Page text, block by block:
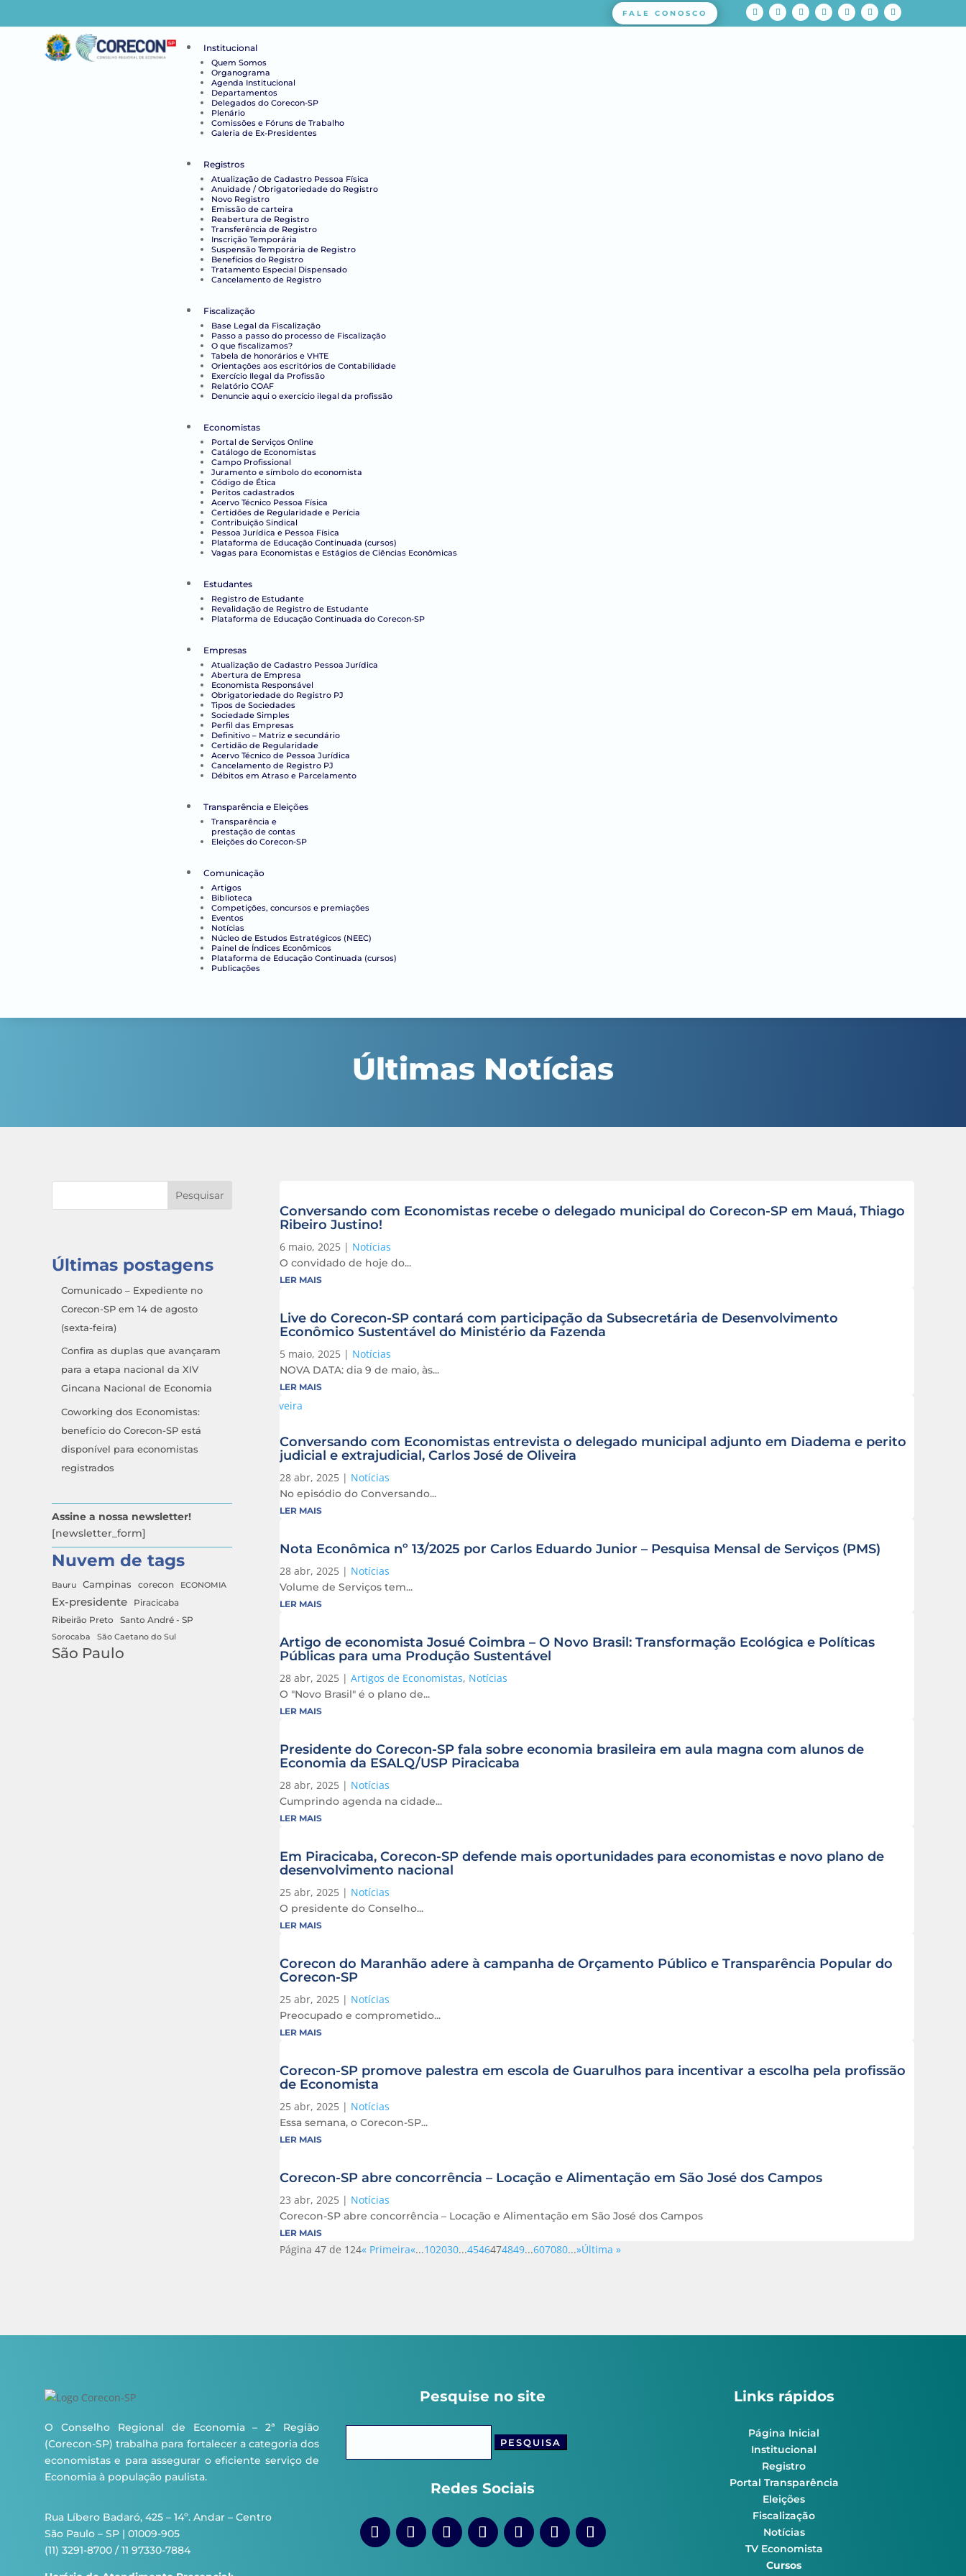
FALE CONOSCO
Institucional
Quem Somos
Organograma
Agenda Institucional
Departamentos
Delegados do Corecon-SP
Plenário
Comissões e Fóruns de Trabalho
Galeria de Ex-Presidentes
Registros
Atualização de Cadastro Pessoa Física
Anuidade / Obrigatoriedade do Registro
Novo Registro
Emissão de carteira
Reabertura de Registro
Transferência de Registro
Inscrição Temporária
Suspensão Temporária de Registro
Benefícios do Registro
Tratamento Especial Dispensado
Cancelamento de Registro
Fiscalização
Base Legal da Fiscalização
Passo a passo do processo de Fiscalização
O que fiscalizamos?
Tabela de honorários e VHTE
Orientações aos escritórios de Contabilidade
Exercício Ilegal da Profissão
Relatório COAF
Denuncie aqui o exercício ilegal da profissão
Economistas
Portal de Serviços Online
Catálogo de Economistas
Campo Profissional
Juramento e símbolo do economista
Código de Ética
Peritos cadastrados
Acervo Técnico Pessoa Física
Certidões de Regularidade e Perícia
Contribuição Sindical
Pessoa Jurídica e Pessoa Física
Plataforma de Educação Continuada (cursos)
Vagas para Economistas e Estágios de Ciências Econômicas
Estudantes
Registro de Estudante
Revalidação de Registro de Estudante
Plataforma de Educação Continuada do Corecon-SP
Empresas
Atualização de Cadastro Pessoa Jurídica
Abertura de Empresa
Economista Responsável
Obrigatoriedade do Registro PJ
Tipos de Sociedades
Sociedade Simples
Perfil das Empresas
Definitivo – Matriz e secundário
Certidão de Regularidade
Acervo Técnico de Pessoa Jurídica
Cancelamento de Registro PJ
Débitos em Atraso e Parcelamento
Transparência e Eleições
Transparência e
prestação de contas
Eleições do Corecon-SP
Comunicação
Artigos
Biblioteca
Competições, concursos e premiações
Eventos
Notícias
Núcleo de Estudos Estratégicos (NEEC)
Painel de Índices Econômicos
Plataforma de Educação Continuada (cursos)
Publicações
Últimas Notícias
Pesquisar
Últimas postagens
Comunicado – Expediente no
Corecon-SP em 14 de agosto
(sexta-feira)
Confira as duplas que avançaram
para a etapa nacional da XIV
Gincana Nacional de Economia
Coworking dos Economistas:
benefício do Corecon-SP está
disponível para economistas
registrados
Assine a nossa newsletter!
[newsletter_form]
Nuvem de tags
Bauru Campinas corecon ECONOMIA
Ex-presidente Piracicaba
Ribeirão Preto Santo André - SP
Sorocaba São Caetano do Sul
São Paulo
Conversando com Economistas recebe o delegado municipal do Corecon-SP em Mauá, Thiago
Ribeiro Justino!
6 maio, 2025| Notícias
O convidado de hoje do...
LER MAIS
Live do Corecon-SP contará com participação da Subsecretária de Desenvolvimento
Econômico Sustentável do Ministério da Fazenda
5 maio, 2025| Notícias
NOVA DATA: dia 9 de maio, às...
LER MAIS
Conversando com Economistas entrevista o delegado municipal adjunto em Diadema e perito
judicial e extrajudicial, Carlos José de Oliveira
28 abr, 2025| Notícias
No episódio do Conversando...
LER MAIS
Nota Econômica nº 13/2025 por Carlos Eduardo Junior – Pesquisa Mensal de Serviços (PMS)
28 abr, 2025| Notícias
Volume de Serviços tem...
LER MAIS
Artigo de economista Josué Coimbra – O Novo Brasil: Transformação Ecológica e Políticas
Públicas para uma Produção Sustentável
28 abr, 2025| Artigos de Economistas, Notícias
O "Novo Brasil" é o plano de...
LER MAIS
Presidente do Corecon-SP fala sobre economia brasileira em aula magna com alunos de
Economia da ESALQ/USP Piracicaba
28 abr, 2025| Notícias
Cumprindo agenda na cidade...
LER MAIS
Em Piracicaba, Corecon-SP defende mais oportunidades para economistas e novo plano de
desenvolvimento nacional
25 abr, 2025| Notícias
O presidente do Conselho...
LER MAIS
Corecon do Maranhão adere à campanha de Orçamento Público e Transparência Popular do
Corecon-SP
25 abr, 2025| Notícias
Preocupado e comprometido...
LER MAIS
Corecon-SP promove palestra em escola de Guarulhos para incentivar a escolha pela profissão
de Economista
25 abr, 2025| Notícias
Essa semana, o Corecon-SP...
LER MAIS
Corecon-SP abre concorrência – Locação e Alimentação em São José dos Campos
23 abr, 2025| Notícias
Corecon-SP abre concorrência – Locação e Alimentação em São José dos Campos
LER MAIS
Página 47 de 124« Primeira«...102030...4546474849...607080...»Última »
O Conselho Regional de Economia – 2ª Região
(Corecon-SP) trabalha para fortalecer a categoria dos
economistas e para assegurar o eficiente serviço de
Economia à população paulista.
Rua Líbero Badaró, 425 – 14º. Andar – Centro
São Paulo – SP | 01009-905
(11) 3291-8700 / 11 97330-7884
Pesquise no site
Redes Sociais
Links rápidos
Página Inicial
Institucional
Registro
Portal Transparência
Eleições
Fiscalização
Notícias
TV Economista
Cursos